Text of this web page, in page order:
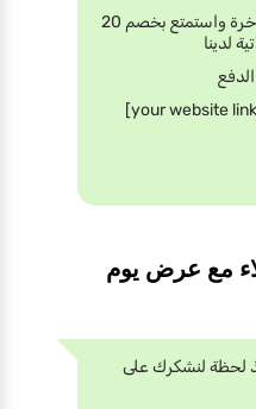
دلل نفسك بمنتجات الشوكولاتة الفاخرة واستمتع بخصم 20
لدينا
مع عرض يوم
لحظة لنشكرك على